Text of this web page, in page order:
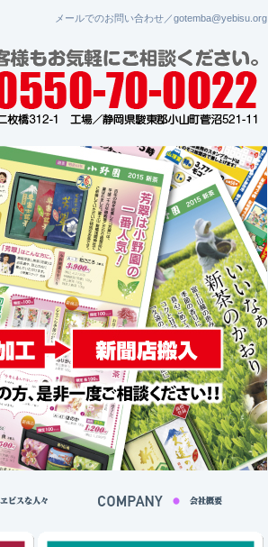
メールでのお問い合わせ／gotemba@yebisu.org